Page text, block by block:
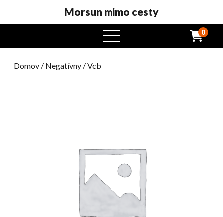
Morsun mimo cesty
otvorený
menu
0
Domov / Negatívny / Vcb